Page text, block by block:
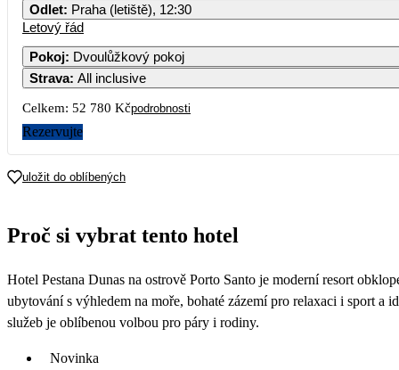
Odlet: Praha (letiště), 12:30
Letový řád
Pokoj: Dvoulůžkový pokoj
Strava: All inclusive
Celkem: 52 780 Kčpodrobnosti
Rezervujte
uložit do oblíbených
Proč si vybrat tento hotel
Hotel Pestana Dunas na ostrově Porto Santo je moderní resort
ubytování s výhledem na moře, bohaté zázemí pro relaxaci i sport
služeb je oblíbenou volbou pro páry i rodiny.
Novinka